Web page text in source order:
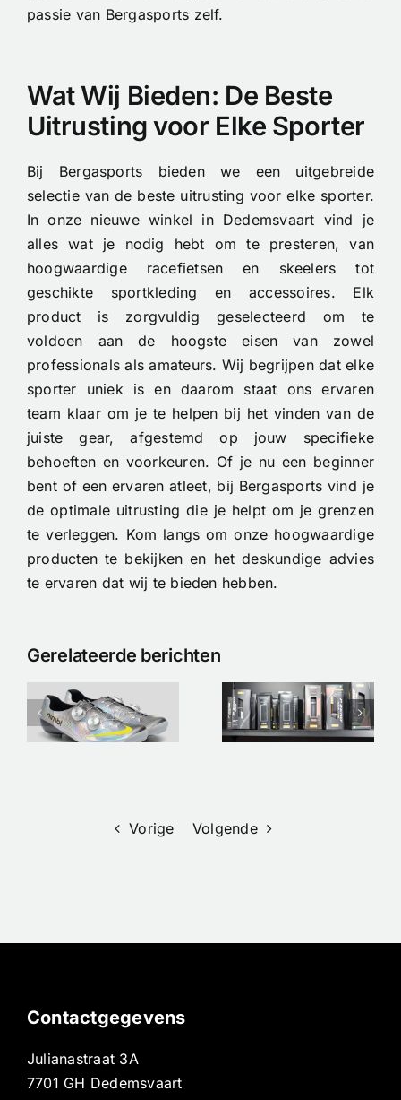
Vorige Volgende
passie van Bergasports zelf.
Wat Wij Bieden: De Beste
Uitrusting voor Elke Sporter
Bij Bergasports bieden we een uitgebreide
selectie van de beste uitrusting voor elke sporter.
In onze nieuwe winkel in Dedemsvaart vind je
alles wat je nodig hebt om te presteren, van
hoogwaardige racefietsen en skeelers tot
geschikte sportkleding en accessoires. Elk
product is zorgvuldig geselecteerd om te
voldoen aan de hoogste eisen van zowel
professionals als amateurs. Wij begrijpen dat elke
sporter uniek is en daarom staat ons ervaren
team klaar om je te helpen bij het vinden van de
juiste gear, afgestemd op jouw specifieke
behoeften en voorkeuren. Of je nu een beginner
bent of een ervaren atleet, bij Bergasports vind je
de optimale uitrusting die je helpt om je grenzen
te verleggen. Kom langs om onze hoogwaardige
producten te bekijken en het deskundige advies
te ervaren dat wij te bieden hebben.
Gerelateerde berichten
Clincher op
Racefiets:
De Ultieme
Prestaties
Nieuw op
voorraad –
Custom
Contactgegevens
Julianastraat 3A
7701 GH Dedemsvaart